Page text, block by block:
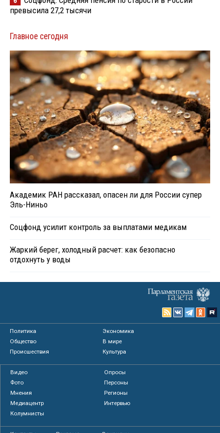
превысила 27,2 тысячи
Главное сегодня
Академик РАН рассказал, опасен ли для России супер
Эль-Ниньо
Соцфонд усилит контроль за выплатами медикам
Жаркий берег, холодный расчет: как безопасно
отдохнуть у воды
Политика
Экономика
Общество
В мире
Происшествия
Культура
Видео
Опросы
Фото
Персоны
Мнения
Регионы
Медиацентр
Интервью
Колумнисты